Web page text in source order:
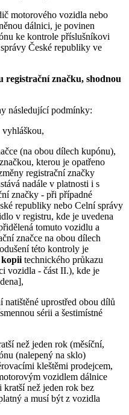
motorového vozidla nebo
dálnici, je povinen
ke kontrole příslušníkovi
České republiky ve
registrační značku, shodnou
následující podmínky:
vyhláškou,
(na obou dílech kupónu),
kterou je opatřeno
registrační značky
nadále v platnosti i s
značky - při případné
republiky nebo Celní správy
v registru, kde je uvedena
tomuto vozidlu a
značce na obou dílech
této kontroly je
kopii technického průkazu
vozidla - část II.), kde je
natištěné uprostřed obou dílů
sérii a šestimístné
než jeden rok (měsíční,
(nalepený na sklo)
kleštěmi prodejcem,
vozidlem dálnice
než jeden rok bez
a musí být z vozidla